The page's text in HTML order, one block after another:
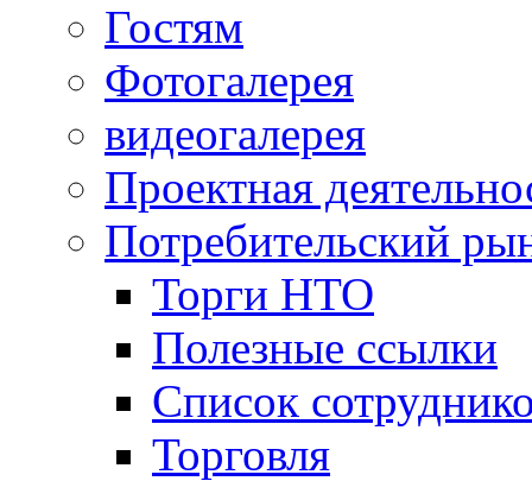
Гостям
Фотогалерея
видеогалерея
Проектная
Потребительский
Торги НТО
Полезные ссылки
Список
Торговля